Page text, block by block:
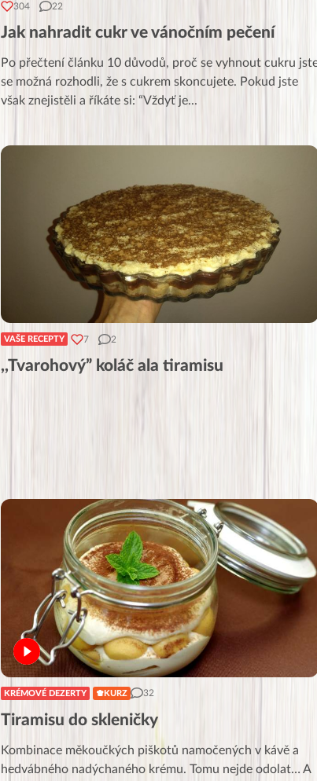
304 22
Jak nahradit cukr ve vánočním pečení
Po přečtení článku 10 důvodů, proč se vyhnout cukru
se možná rozhodli, že s cukrem skoncujete. Pokud jste
však znejistěli a říkáte si: “Vždyť je...
VAŠE RECEPTY 7 2
,,Tvarohový” koláč ala tiramisu
KRÉMOVÉ DEZERTY KURZ 32
Tiramisu do skleničky
Kombinace měkoučkých piškotů namočených v kávě a
hedvábného nadýchaného krému. Tomu nejde odolat… A